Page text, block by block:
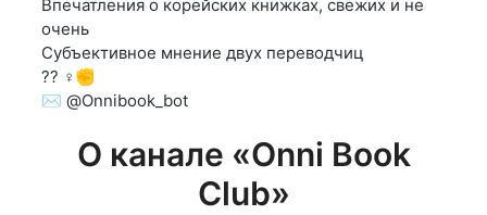
Впечатления о корейских книжках, свежих и не
очень
Субъективное мнение двух переводчиц
?? ♀️✊
✉️ @Onnibook_bot
О канале «Onni Book
Club»